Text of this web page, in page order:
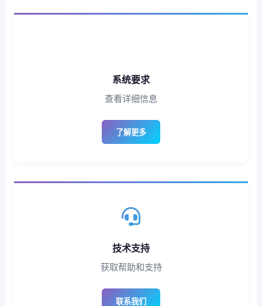
系统要求
查看详细信息
了解更多
技术支持
获取帮助和支持
联系我们